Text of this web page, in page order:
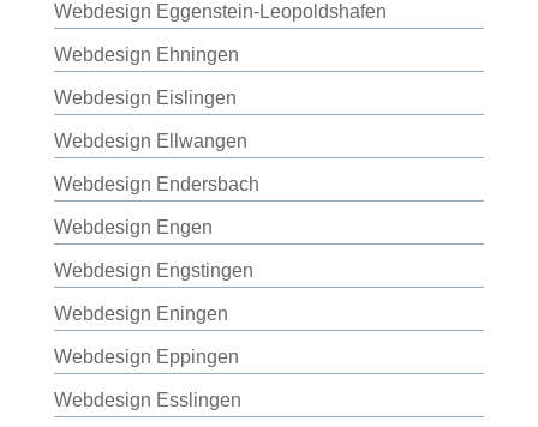
Webdesign Eggenstein-Leopoldshafen
Webdesign Ehningen
Webdesign Eislingen
Webdesign Ellwangen
Webdesign Endersbach
Webdesign Engen
Webdesign Engstingen
Webdesign Eningen
Webdesign Eppingen
Webdesign Esslingen